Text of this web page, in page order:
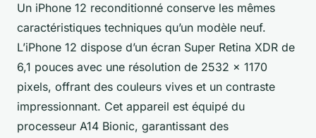
Un iPhone 12 reconditionné conserve les mêmes
caractéristiques techniques qu’un modèle neuf.
L’iPhone 12 dispose d’un écran Super Retina XDR de
6,1 pouces avec une résolution de 2532 x 1170
pixels, offrant des couleurs vives et un contraste
impressionnant. Cet appareil est équipé du
processeur A14 Bionic, garantissant des